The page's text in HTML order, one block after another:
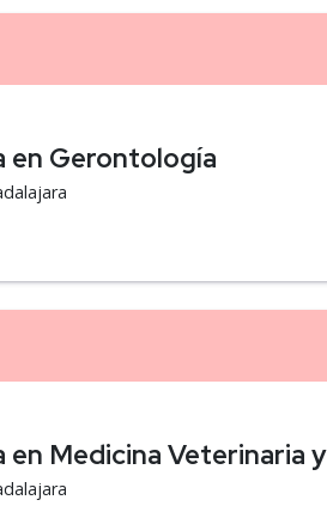
en Gerontología
en Medicina Veterinaria